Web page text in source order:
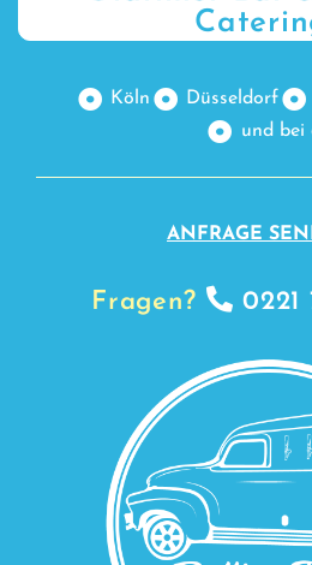
Köln Düsseldorf
und bei
ANFRAGE
Fragen? 0221